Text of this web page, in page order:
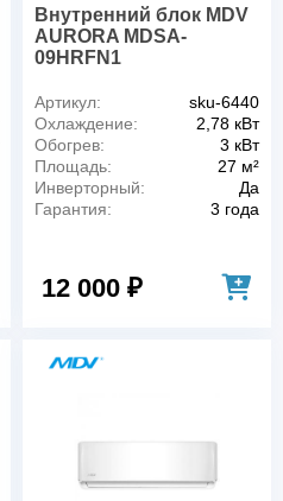
Внутренний блок MDV
AURORA MDSA-
09HRFN1
Артикул:
sku-6440
Охлаждение:
2,78 кВт
Обогрев:
3 кВт
Площадь:
27 м²
Инверторный:
Да
Гарантия:
3 года
12 000 ₽